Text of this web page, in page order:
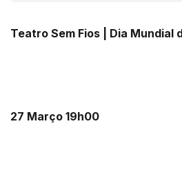
Teatro Sem Fios | Dia Mundial
27 Março 19h00